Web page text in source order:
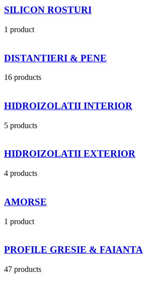
SILICON ROSTURI
1 product
DISTANTIERI & PENE
16 products
HIDROIZOLATII INTERIOR
5 products
HIDROIZOLATII EXTERIOR
4 products
AMORSE
1 product
PROFILE GRESIE & FAIANTA
47 products